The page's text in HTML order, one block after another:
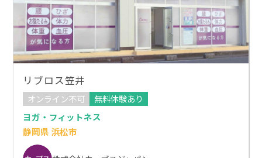
リブロス笠井
オンライン不可
無料体験あり
ヨガ・フィットネス
静岡県 浜松市